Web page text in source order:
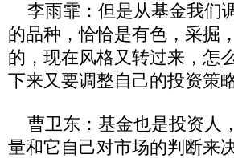
李雨霏：但是从基金我们
的品种，恰恰是有色，采掘
的，现在风格又转过来，怎
下来又要调整自己的投资策
曹卫东：基金也是投资人
量和它自己对市场的判断来